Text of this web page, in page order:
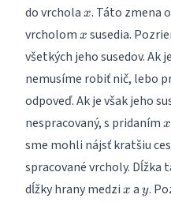
do vrchola x
x. Táto zmena
vrcholom x
x susedia.
všetkých jeho susedov. Ak
nemusíme robiť nič, lebo
odpoveď. Ak je však jeho
nespracovaný, s pridaním x
x
sme mohli nájsť kratšiu
spracované vrcholy. Dĺžka
dĺžky hrany medzi x
x a y
y.